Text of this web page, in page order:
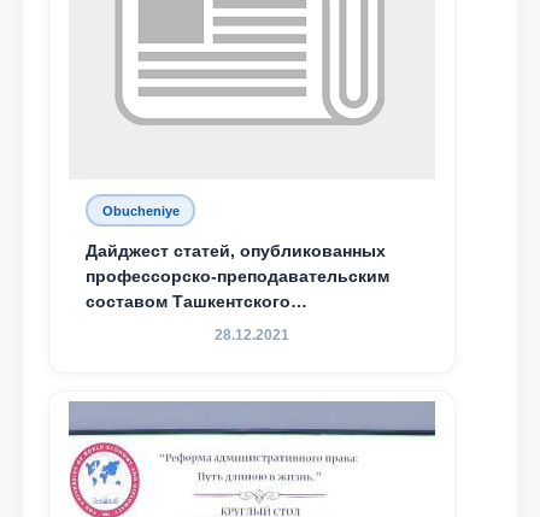
Obucheniye
Дайджест статей, опубликованных
профессорско-преподавательским
составом Ташкентского
государственного юридического
доведения до международного
сообщества результатов реформ и
исследований в сфере
противодействия коррупции
28.12.2021